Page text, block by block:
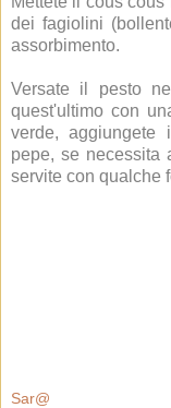
dei fagiolini
assorbimento.
Versate il pesto
quest'ultimo con
verde,
pepe, se necessita
servite con qualche
Sar@